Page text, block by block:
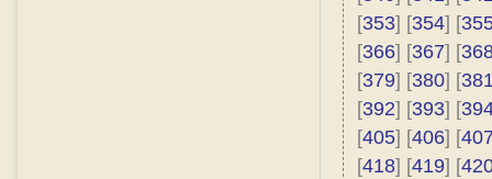
[353] [354] [
[366] [367] [
[379] [380] [
[392] [393] [
[405] [406] [
[418] [419] [